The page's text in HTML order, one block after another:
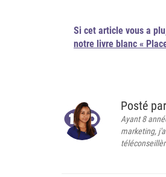
Si cet article vous a
notre livre blanc «
Posté par
Ayant 8
marketing,